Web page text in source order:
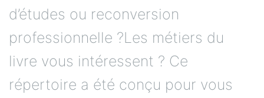
d’études ou reconversion
professionnelle ?Les métiers du
livre vous intéressent ? Ce
répertoire a été conçu pour vous